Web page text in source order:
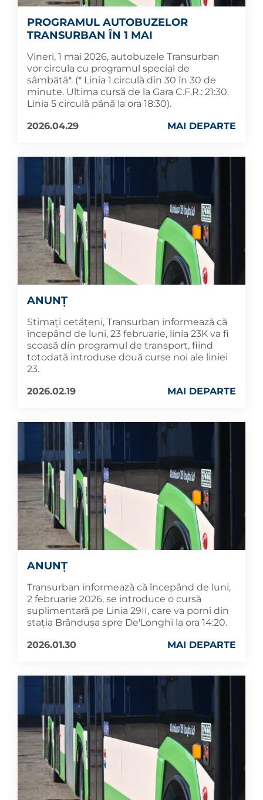
PROGRAMUL AUTOBUZELOR
TRANSURBAN ÎN 1 MAI
Vineri, 1 mai 2026, autobuzele Transurban
vor circula cu programul special de
sâmbătă*. (* Linia 1 circulă din 30 în 30 de
minute. Ultima cursă de la Gara C.F.R.: 21:30.
Linia 5 circulă până la ora 18:30).
2026.04.29
MAI DEPARTE
ANUNȚ
Stimați cetățeni, Transurban informează că
începând de luni, 23 februarie, linia 23K va fi
scoasă din programul de transport, fiind
totodată introduse două curse noi ale liniei
23.
2026.02.19
MAI DEPARTE
ANUNȚ
Transurban informează că începând de luni,
2 februarie 2026, se introduce o cursă
suplimentară pe Linia 29II, care va porni din
stația Brândușa spre De'Longhi la ora 14:20.
2026.01.30
MAI DEPARTE